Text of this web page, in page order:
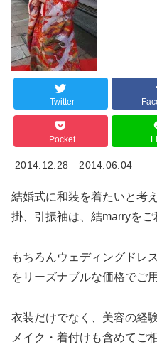
Twitter
Pocket
2014.12.28 2014.06.04
結婚式に和装を着たいと
掛、引振袖は、結marryをご
もちろんウェディングドレ
をリーズナブルな価格でご
衣装だけでなく、美容の経
メイク・着付けも含めてご